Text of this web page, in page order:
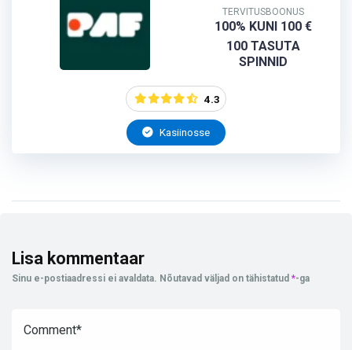
TERVITUSBOONUS
100% KUNI 100 €
100 TASUTA
SPINNID
4.3
Kasiinosse
Lisa kommentaar
Sinu e-postiaadressi ei avaldata. Nõutavad väljad on tähistatud *-ga